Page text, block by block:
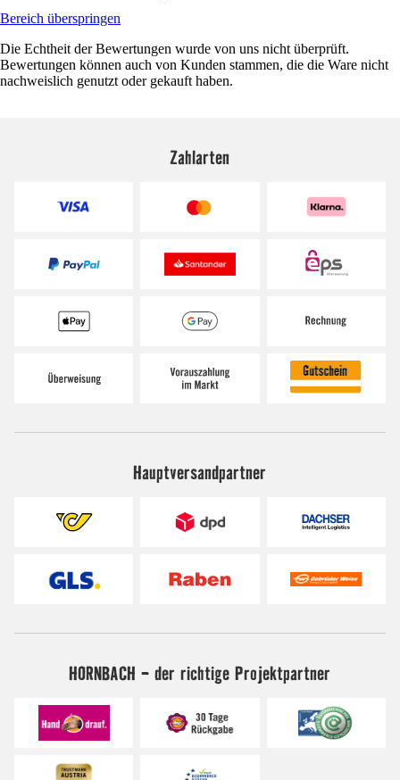
Bereich überspringen
Die Echtheit der Bewertungen wurde von uns nicht überprüft.
Bewertungen können auch von Kunden stammen, die die Ware nicht
nachweislich genutzt oder gekauft haben.
Zahlarten
Hauptversandpartner
HORNBACH - der richtige Projektpartner